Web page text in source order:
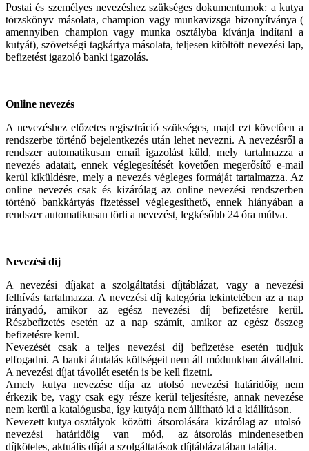
Postai és személyes nevezéshez szükséges dokumentumok: a kutya
törzskönyv másolata, champion vagy munkavizsga bizonyítványa (
amennyiben champion vagy munka osztályba kívánja indítani a
kutyát), szövetségi tagkártya másolata, teljesen kitöltött nevezési lap,
befizetést igazoló banki igazolás.
Online nevezés
A nevezéshez előzetes regisztráció szükséges, majd ezt követôen a
rendszerbe történő bejelentkezés után lehet nevezni. A nevezésről a
rendszer automatikusan email igazolást küld, mely tartalmazza a
nevezés adatait, ennek véglegesítését követően megerősítő e-mail
kerül kiküldésre, mely a nevezés végleges formáját tartalmazza. Az
online nevezés csak és kizárólag az online nevezési rendszerben
történő bankkártyás fizetéssel véglegesíthető, ennek hiányában a
rendszer automatikusan törli a nevezést, legkésőbb 24 óra múlva.
Nevezési díj
A nevezési díjakat a szolgáltatási díjtáblázat, vagy a nevezési
felhívás tartalmazza. A nevezési díj kategória tekintetében az a nap
irányadó, amikor az egész nevezési díj befizetésre kerül.
Részbefizetés esetén az a nap számít, amikor az egész összeg
befizetésre kerül.
Nevezését csak a teljes nevezési díj befizetése esetén tudjuk
elfogadni. A banki átutalás költségeit nem áll módunkban átvállalni.
A nevezési díjat távollét esetén is be kell fizetni.
Amely kutya nevezése díja az utolsó nevezési határidőig nem
érkezik be, vagy csak egy része kerül teljesítésre, annak nevezése
nem kerül a katalógusba, így kutyája nem állítható ki a kiállításon.
Nevezett kutya osztályok közötti átsorolására kizárólag az utolsó
nevezési határidőig van mód, az átsorolás mindenesetben
díjköteles, aktuális díját a szolgáltatások díjtáblázatában találja.